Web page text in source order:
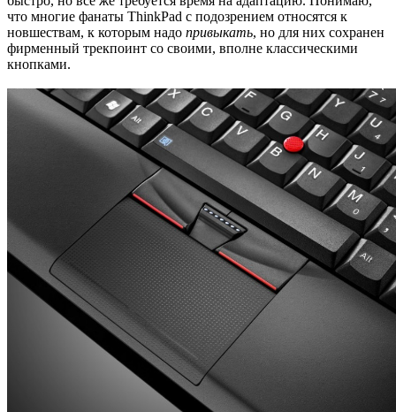
что многие фанаты ThinkPad с подозрением относятся к
новшествам, к которым надо привыкать, но для них сохранен
фирменный трекпоинт со своими, вполне классическими
кнопками.